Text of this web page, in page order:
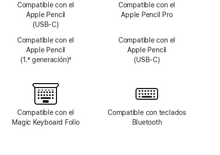
Compatible con el
Apple Pencil
(USB-C)
Compatible con el
Apple Pencil
(1.ª generación)4
Compatible con el
Magic Keyboard Folio
Compatible con el
Apple Pencil Pro
Compatible con el
Apple Pencil
(USB-C)
Compatible con teclados
Bluetooth